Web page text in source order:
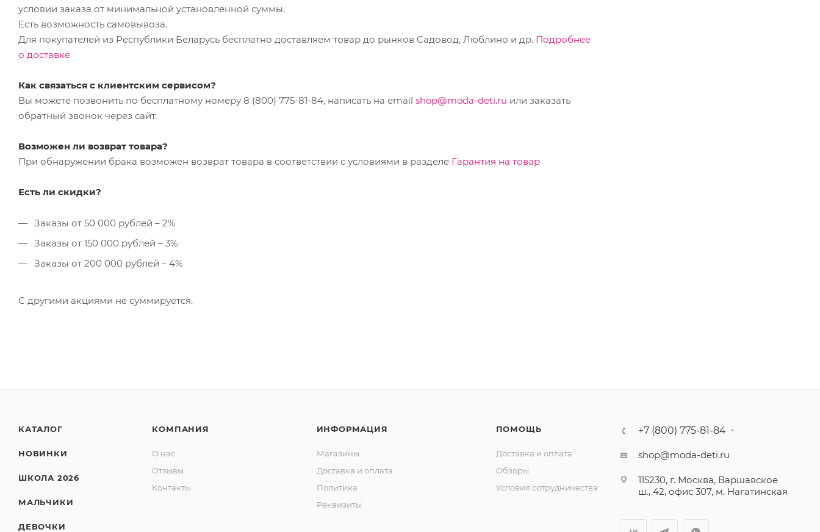
условии заказа от минимальной установленной суммы.
Есть возможность самовывоза.
Для покупателей из Республики Беларусь бесплатно доставляем товар до рынков Садовод, Люблино и др. Подробнее
о доставке
Как связаться с клиентским сервисом?
Вы можете позвонить по бесплатному номеру 8 (800) 775-81-84, написать на email shop@moda-deti.ru или заказать
обратный звонок через сайт.
Возможен ли возврат товара?
При обнаружении брака возможен возврат товара в соответствии с условиями в разделе Гарантия на товар
Есть ли скидки?
Заказы от 50 000 рублей – 2%
Заказы от 150 000 рублей – 3%
Заказы от 200 000 рублей – 4%
С другими акциями не суммируется.
КАТАЛОГ
НОВИНКИ
ШКОЛА 2026
МАЛЬЧИКИ
ДЕВОЧКИ
КОМПАНИЯ
О нас
Отзывы
Контакты
ИНФОРМАЦИЯ
Магазины
Доставка и оплата
Политика
Реквизиты
ПОМОЩЬ
Доставка и оплата
Обзоры
Условия сотрудничества
+7 (800) 775-81-84
shop@moda-deti.ru
115230, г. Москва, Варшавское
ш., 42, офис 307, м. Нагатинская